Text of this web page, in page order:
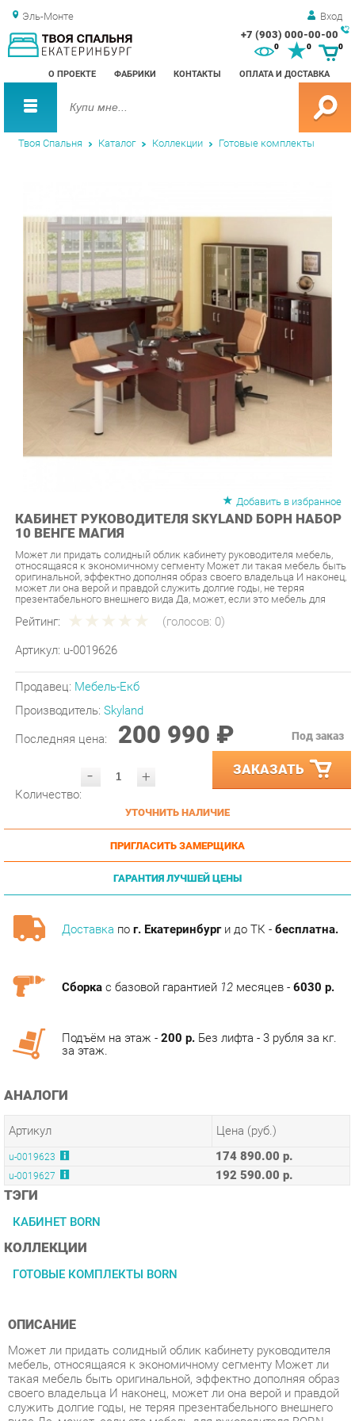
Эль-Монте Вход
+7 (903) 000-00-00
О ПРОЕКТЕ ФАБРИКИ КОНТАКТЫ ОПЛАТА И ДОСТАВКА
0 0
Твоя Спальня Каталог Коллекции Готовые комплекты
КАБИНЕТ РУКОВОДИТЕЛЯ SKYLAND БОРН НАБОР
10 ВЕНГЕ МАГИЯ
Может ли придать солидный облик кабинету руководителя мебель,
оригинальной, эффектно дополняя образ своего владельца И наконец,
может ли она верой и правдой служить долгие годы, не теряя
презентабельного внешнего вида Да, может, если это мебель для
Рейтинг: (голосов:0)
Артикул: u-0019626
Продавец: Мебель-Екб
Производитель:Skyland
Последняя цена: 200 990 ₽
- + ЗАКАЗАТЬ
УТОЧНИТЬ НАЛИЧИЕ
ПРИГЛАСИТЬ ЗАМЕРЩИКА
ГАРАНТИЯ ЛУЧШЕЙ ЦЕНЫ
Доставкапог. Екатеринбурги до ТК -бесплатна.
Подъём на этаж - 200 р. Без лифта - 3 рубля за кг.
АНАЛОГИ
u-0019627 192 590.00 р.
КАБИНЕТ BORN
КОЛЛЕКЦИИ
ГОТОВЫЕ КОМПЛЕКТЫ BORN
ОПИСАНИЕ
такая мебель быть оригинальной, эффектно дополняя образ
служить долгие годы, не теряя презентабельного внешнего
вида Да, может, если это мебель для руководителя BORN.
Условия покупки
Благодаря качественным фото, исчерпывающей информации